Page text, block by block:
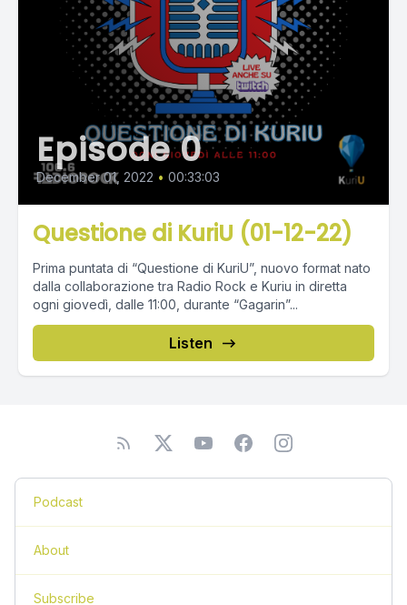
Episode 0
December 01, 2022 • 00:33:03
Questione di KuriU (01-12-22)
Prima puntata di “Questione di KuriU”, nuovo format nato
dalla collaborazione tra Radio Rock e Kuriu in diretta
ogni giovedì, dalle 11:00, durante “Gagarin”...
Listen
Podcast
About
Subscribe